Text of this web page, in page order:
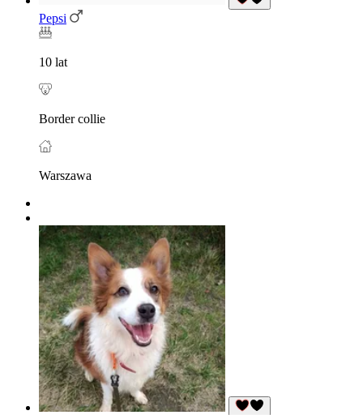
Pepsi
10 lat
Border collie
Warszawa